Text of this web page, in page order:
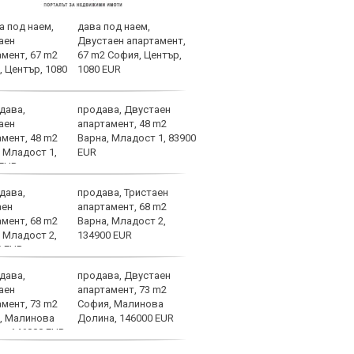
дава под наем,
Двустаен апартамент,
67 m2 София, Център,
1080 EUR
продава, Двустаен
апартамент, 48 m2
Варна, Младост 1, 83900
EUR
продава, Тристаен
апартамент, 68 m2
Варна, Младост 2,
134900 EUR
продава, Двустаен
апартамент, 73 m2
София, Малинова
Долина, 146000 EUR